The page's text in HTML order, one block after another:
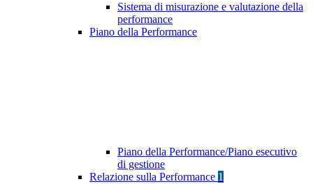
Sistema di misurazione e valutazione della
performance
Piano della Performance
Piano della Performance/Piano esecutivo
di gestione
Relazione sulla Performance 1